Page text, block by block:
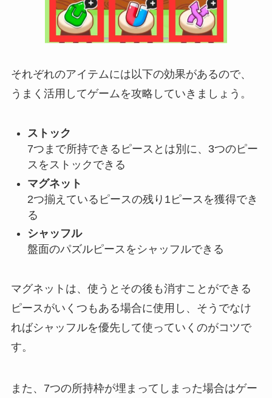
それぞれのアイテムには以下の効果があるので、
うまく活用してゲームを攻略していきましょう。
ストック
7つまで所持できるピースとは別に、3つのピー
スをストックできる
マグネット
2つ揃えているピースの残り1ピースを獲得でき
る
シャッフル
盤面のパズルピースをシャッフルできる
マグネットは、使うとその後も消すことができる
ピースがいくつもある場合に使用し、そうでなけ
ればシャッフルを優先して使っていくのがコツで
す。
また、7つの所持枠が埋まってしまった場合はゲー